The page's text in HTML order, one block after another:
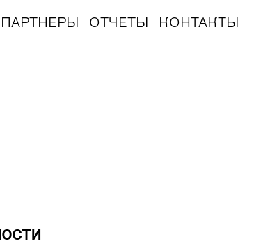
ПАРТНЕРЫ ОТЧЕТЫ КОНТАКТЫ